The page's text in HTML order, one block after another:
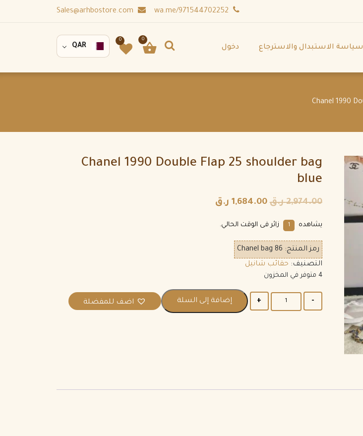
سياسة الاستبدال والاسترجاع دخول
0
0
QAR
Chanel 1990 Double Flap 25 shoulder bag
blue
2,974.00 ر.ق 1,684.00 ر.ق
يشاهده 2 زائر فى الوقت الحالي.
رمز المنتج: Chanel bag 86
التصنيف: حقائب شانيل
4 متوفر في المخزون
إضافة إلى السلة اضف للمفضلة